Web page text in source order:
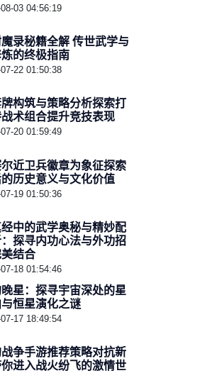
03 04:56:19
录秘籍全解 传世武学与
的终极指南
22 01:50:38
构筑与策略分析探索打
术组合提升竞技表现
20 01:59:49
近卫兵徽章为象征探索
历史意义与文化价值
19 01:50:36
中的武学奥秘与精妙配
探寻内功心法与外功招
结合
18 01:54:46
星：探寻宇宙深处的星
与恒星演化之谜
17 18:49:54
争手游推荐策略对抗新
进入战火纷飞的激情世